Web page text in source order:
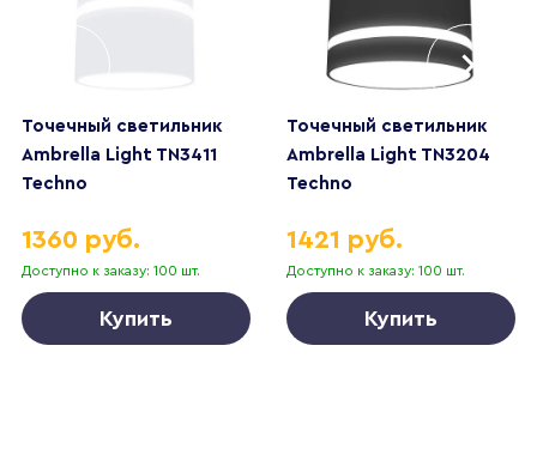
Точечный светильник
Ambrella Light TN3411
Techno
Доступно к заказу: 100 шт.
1360 руб.
Купить
Точечный светильник
Ambrella Light TN3204
Techno
Доступно к заказу: 100 шт.
1421 руб.
Купить